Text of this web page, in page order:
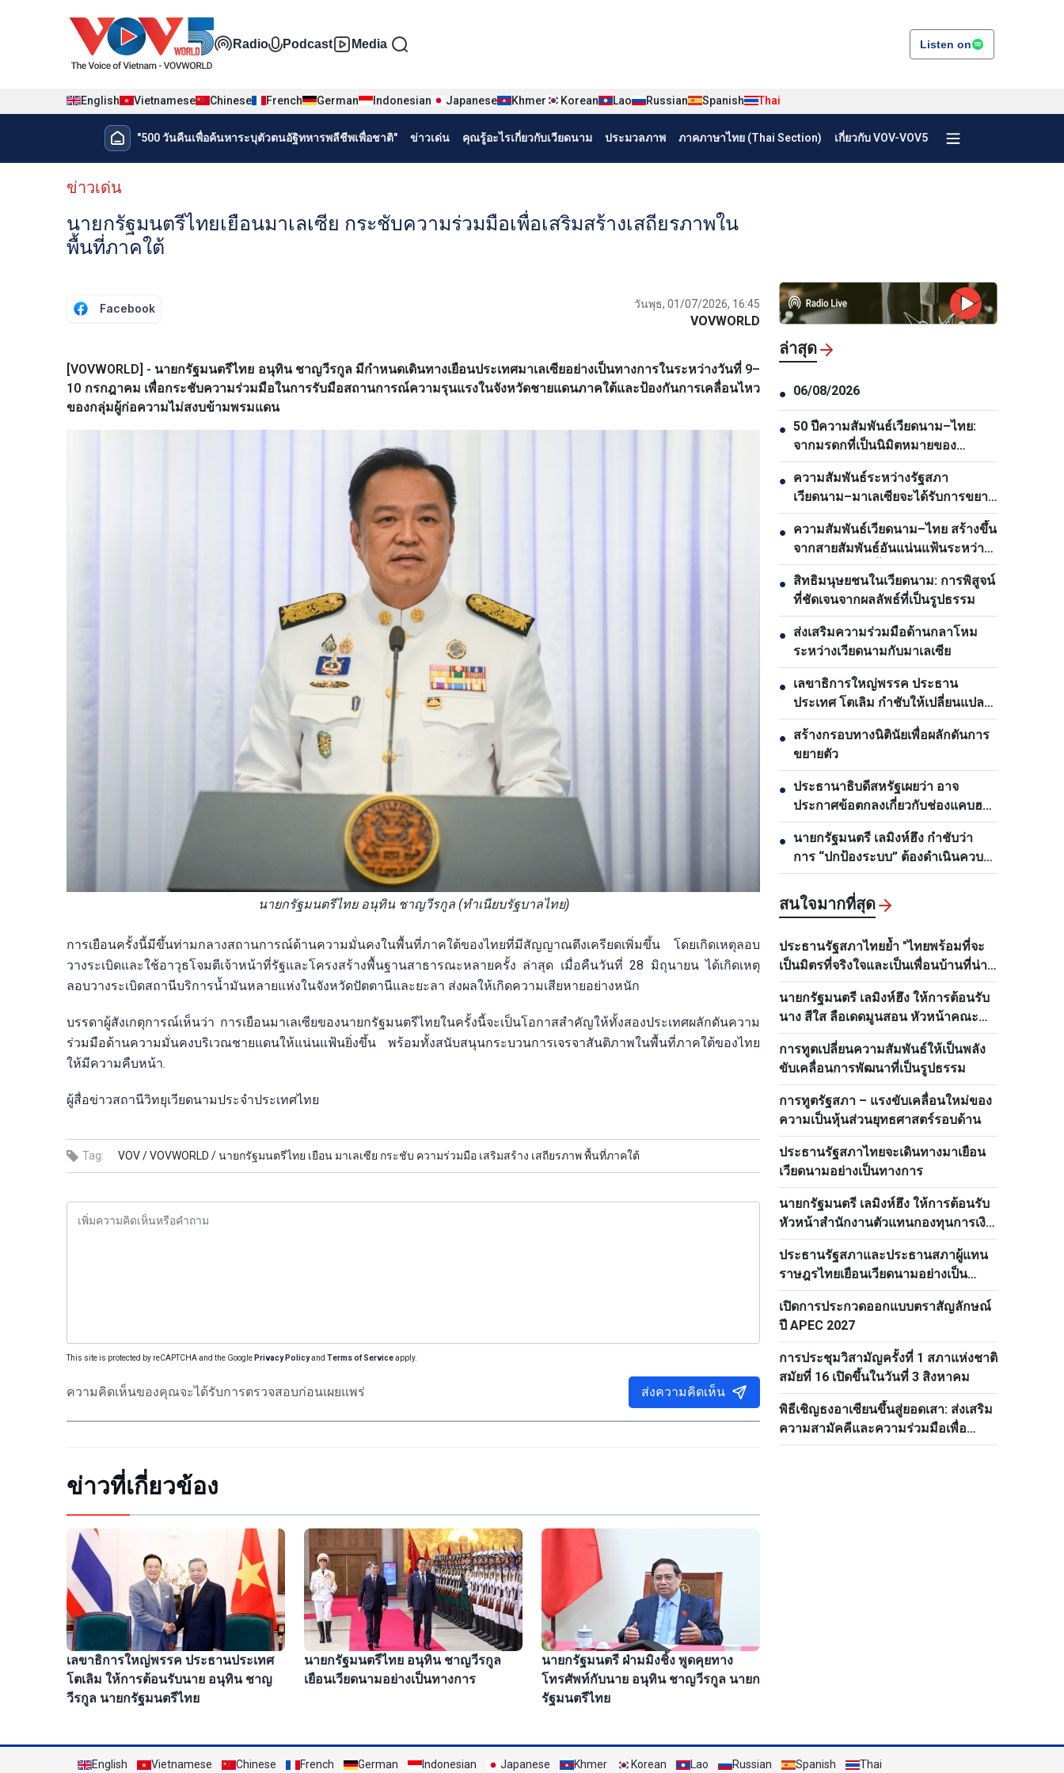
Đa phương tiện tiếng Thái
Radio Podcast Media Listen on
English Vietnamese Chinese French German Indonesian Japanese Khmer Korean Lao Russian Spanish Thai
Menu trang chủ tiếng Thái
"500 วันคืนเพื่อค้นหาระบุตัวตนอัฐิทหารพลีชีพเพื่อชาติ" ข่าวเด่น คุณรู้อะไรเกี่ยวกับเวียดนาม ประมวลภาพ ภาคภาษาไทย (Thai Section) เกี่ยวกับ VOV-VOV5
Menu phụ tiếng Thái
ข่าวเด่น
นายกรัฐมนตรีไทยเยือนมาเลเซีย กระชับความร่วมมือเพื่อเสริมสร้างเสถียรภาพใน
พื้นที่ภาคใต้
Facebook วันพุธ, 01/07/2026, 16:45
VOVWORLD
[VOVWORLD] - นายกรัฐมนตรีไทย อนุทิน ชาญวีรกูล มีกำหนดเดินทางเยือนประเทศมาเลเซียอย่างเป็นทางการในระหว่างวันที่ 9–
10 กรกฎาคม เพื่อกระชับความร่วมมือในการรับมือสถานการณ์ความรุนแรงในจังหวัดชายแดนภาคใต้และป้องกันการเคลื่อนไหว
ของกลุ่มผู้ก่อความไม่สงบข้ามพรมแดน
นายกรัฐมนตรีไทย อนุทิน ชาญวีรกูล (ทำเนียบรัฐบาลไทย)
การเยือนครั้งนี้มีขึ้นท่ามกลางสถานการณ์ด้านความมั่นคงในพื้นที่ภาคใต้ของไทยที่มีสัญญาณตึงเครียดเพิ่มขึ้น โดยเกิดเหตุลอบ
วางระเบิดและใช้อาวุธโจมตีเจ้าหน้าที่รัฐและโครงสร้างพื้นฐานสาธารณะหลายครั้ง ล่าสุด เมื่อคืนวันที่ 28 มิถุนายน ได้เกิดเหตุ
ลอบวางระเบิดสถานีบริการน้ำมันหลายแห่งในจังหวัดปัตตานีและยะลา ส่งผลให้เกิดความเสียหายอย่างหนัก
บรรดาผู้สังเกตุการณ์เห็นว่า การเยือนมาเลเซียของนายกรัฐมนตรีไทยในครั้งนี้จะเป็นโอกาสสำคัญให้ทั้งสองประเทศผลักดันความ
ร่วมมือด้านความมั่นคงบริเวณชายแดนให้แน่นแฟ้นยิ่งขึ้น พร้อมทั้งสนับสนุนกระบวนการเจรจาสันติภาพในพื้นที่ภาคใต้ของไทย
ให้มีความคืบหน้า.
ผู้สื่อข่าวสถานีวิทยุเวียดนามประจำประเทศไทย
Tag: VOV /VOVWORLD /นายกรัฐมนตรีไทย เยือน มาเลเซีย กระชับ ความร่วมมือ เสริมสร้าง เสถียรภาพ พื้นที่ภาคใต้
This site is protected by reCAPTCHA and the Google Privacy Policyand Terms of Serviceapply.
ความคิดเห็นของคุณจะได้รับการตรวจสอบก่อนเผยแพร่ ส่งความคิดเห็น
ข่าวที่เกี่ยวข้อง
เลขาธิการใหญ่พรรค ประธานประเทศ
โตเลิม ให้การต้อนรับนาย อนุทิน ชาญ
วีรกูล นายกรัฐมนตรีไทย
นายกรัฐมนตรีไทย อนุทิน ชาญวีรกูล
เยือนเวียดนามอย่างเป็นทางการ
นายกรัฐมนตรี ฝ่ามมิงชิ้ง พูดคุยทาง
โทรศัพท์กับนาย อนุทิน ชาญวีรกูล นายก
รัฐมนตรีไทย
ล่าสุด
● 06/08/2026
● 50 ปีความสัมพันธ์เวียดนาม–ไทย:
จากมรดกที่เป็นนิมิตหมายของ
ประธานโฮจิมินห์สู่ตวามเป็นหุ้นส่วน
ยุทธศาสตร์รอบด้าน
● ความสัมพันธ์ระหว่างรัฐสภา
เวียดนาม–มาเลเซียจะได้รับการขยาย
อย่างต่อเนื่อง
● ความสัมพันธ์เวียดนาม–ไทย สร้างขึ้น
จากสายสัมพันธ์อันแน่นแฟ้นระหว่าง
ประชาชนของทั้งสองประเทศ
● สิทธิมนุษยชนในเวียดนาม: การพิสูจน์
ที่ชัดเจนจากผลลัพธ์ที่เป็นรูปธรรม
● ส่งเสริมความร่วมมือด้านกลาโหม
ระหว่างเวียดนามกับมาเลเซีย
● เลขาธิการใหญ่พรรค ประธาน
ประเทศ โตเลิม กำชับให้เปลี่ยนแปลง
งานด้านการวางแผนและพัฒนา
โครงสร้างพื้นฐาน
● สร้างกรอบทางนิตินัยเพื่อผลักดันการ
ขยายตัว
● ประธานาธิบดีสหรัฐเผยว่า อาจ
ประกาศข้อตกลงเกี่ยวกับช่องแคบฮอร์
มุซภายใน 48 ชั่วโมงข้างหน้า
● นายกรัฐมนตรี เลมิงห์ฮึง กำชับว่า
การ “ปกป้องระบบ” ต้องดำเนินควบคู่
ไปกับการ “ปกป้องประชาชน”
สนใจมากที่สุด
ประธานรัฐสภาไทยย้ำ "ไทยพร้อมที่จะ
เป็นมิตรที่จริงใจและเป็นเพื่อนบ้านที่น่า
ไว้วางใจของเวียดนามเสมอ"
นายกรัฐมนตรี เลมิงห์ฮึง ให้การต้อนรับ
นาง สีใส ลือเดดมูนสอน หัวหน้าคณะ
กรรมการด้านบุคลากรส่วนกลางพรรค
ประชาชนปฏิวัติลาว
การทูตเปลี่ยนความสัมพันธ์ให้เป็นพลัง
ขับเคลื่อนการพัฒนาที่เป็นรูปธรรม
การทูตรัฐสภา – แรงขับเคลื่อนใหม่ของ
ความเป็นหุ้นส่วนยุทธศาสตร์รอบด้าน
ประธานรัฐสภาไทยจะเดินทางมาเยือน
เวียดนามอย่างเป็นทางการ
นายกรัฐมนตรี เลมิงห์ฮึง ให้การต้อนรับ
หัวหน้าสำนักงานตัวแทนกองทุนการเงิน
ระหว่างประเทศ
ประธานรัฐสภาและประธานสภาผู้แทน
ราษฎรไทยเยือนเวียดนามอย่างเป็น
ทางการ
เปิดการประกวดออกแบบตราสัญลักษณ์
ปี APEC 2027
การประชุมวิสามัญครั้งที่ 1 สภาแห่งชาติ
สมัยที่ 16 เปิดขึ้นในวันที่ 3 สิงหาคม
พิธีเชิญธงอาเซียนขึ้นสู่ยอดเสา: ส่งเสริม
ความสามัคคีและความร่วมมือเพื่อ
อนาคตของภูมิภาค
English Vietnamese Chinese French German Indonesian Japanese Khmer Korean Lao Russian Spanish Thai